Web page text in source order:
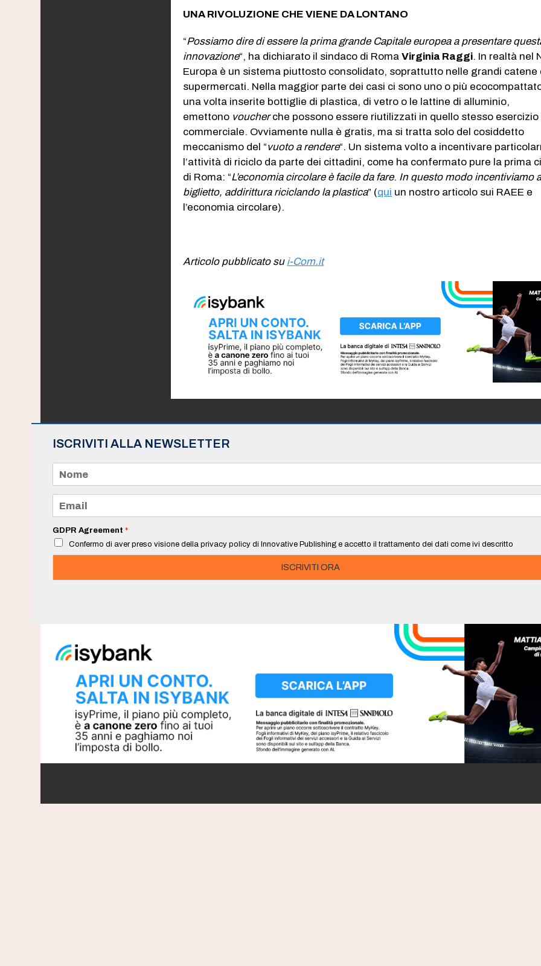
UNA RIVOLUZIONE CHE VIENE DA LONTANO
“Possiamo dire di essere la prima grande Capitale europea a presentare
innovazione“, ha dichiarato il sindaco di RomaVirginia Raggi. In realtà nel
Europa è un sistema piuttosto consolidato, soprattutto nelle grandi catene
supermercati. Nella maggior parte dei casi ci sono uno o più
una volta inserite bottiglie di plastica, di vetro o le lattine di alluminio,
emettono voucherche possono essere riutilizzati in quello stesso esercizio
commerciale. Ovviamente nulla è gratis, ma si tratta solo del cosiddetto
meccanismo del “vuoto a rendere“. Un sistema volto a incentivare
l’attività di riciclo da parte dei cittadini, come ha confermato pure la prima
di Roma: “L’economia circolare è facile da fare. In questo modo incentiviamo
biglietto, addirittura riciclando la plastica” (qui un nostro articolo sui RAEE e
l’economia circolare).
Articolo pubblicato su i-Com.it
ISCRIVITI ALLA NEWSLETTER
m
e
a
i
*
GDPR Agreement *
Confermo di aver preso visione della privacy policy di Innovative Publishing e accetto il trattamento dei dati come ivi descritto
ISCRIVITI ORA